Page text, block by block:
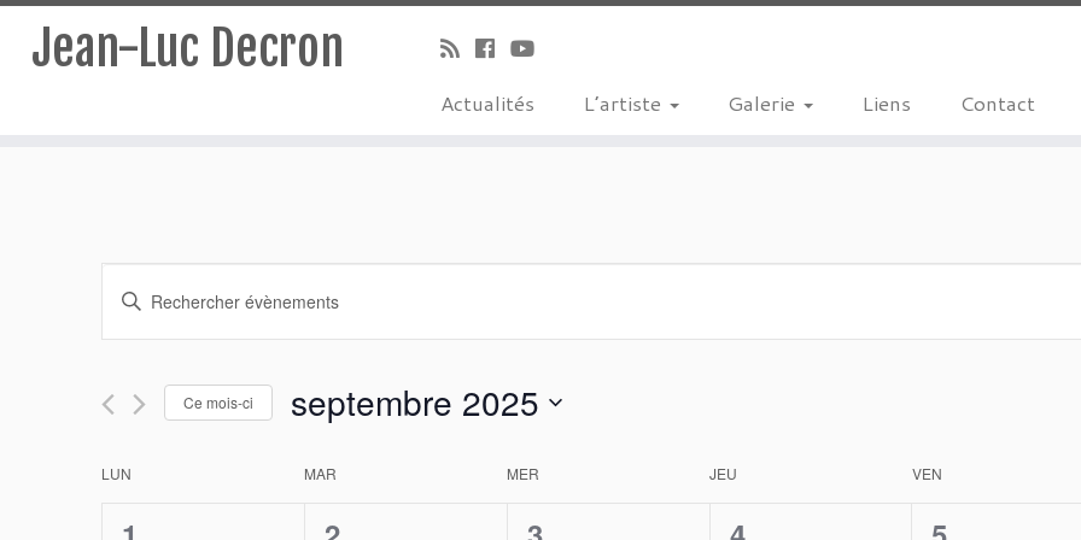
Jean-Luc Decron
Actualités L’artiste Galerie Liens Contact
Recherche
et
navigation
vues
Évènements
Saisir
mot-
clé.
Évènements
clé.
Ce mois-ci septembre 2025
une
Calendrier
LUN MAR MER JEU VEN